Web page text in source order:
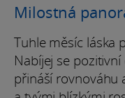
Milostná
Tuhle měsíc láska
Nabíjej se
přináší rovnováhu